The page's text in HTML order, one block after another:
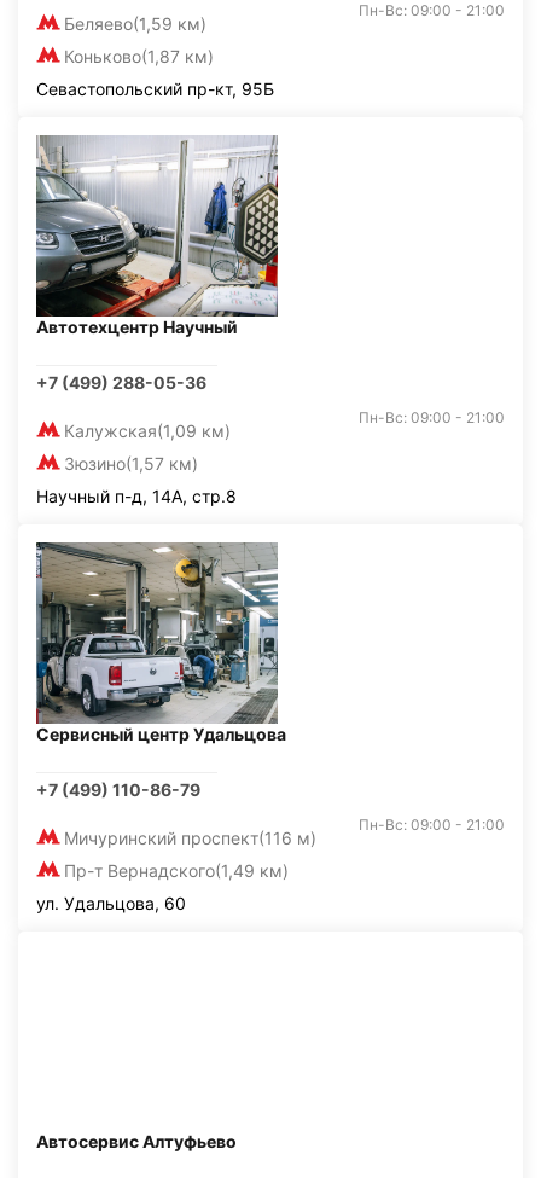
Беляево(1,59 км)
Коньково(1,87 км)
Пн-Вс: 09:00 - 21:00
Севастопольский пр-кт, 95Б
Автотехцентр Научный
+7 (499) 288-05-36
Калужская(1,09 км)
Зюзино(1,57 км)
Пн-Вс: 09:00 - 21:00
Научный п-д, 14А, стр.8
Сервисный центр Удальцова
+7 (499) 110-86-79
Мичуринский проспект(116 м)
Пр-т Вернадского(1,49 км)
Пн-Вс: 09:00 - 21:00
ул. Удальцова, 60
Автосервис Алтуфьево